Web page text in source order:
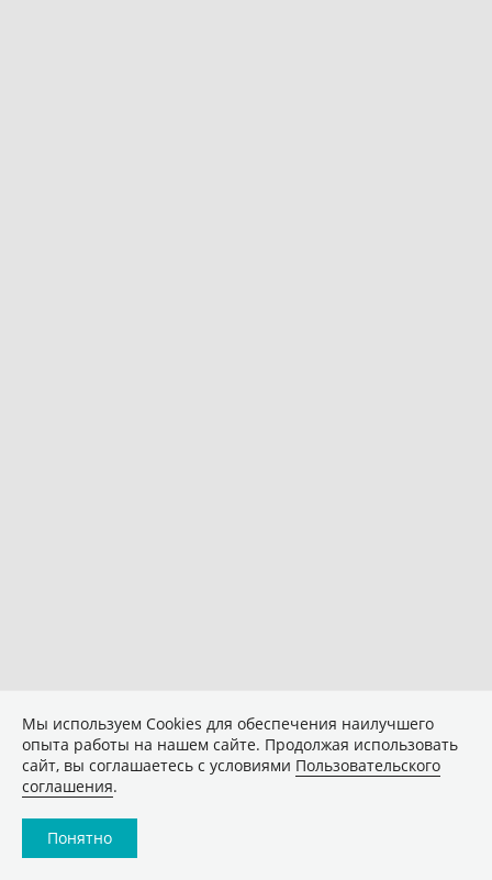
Мы используем Сookies для обеспечения наилучшего
опыта работы на нашем сайте. Продолжая использовать
сайт, вы соглашаетесь с условиями Пользовательского
соглашения.
Понятно